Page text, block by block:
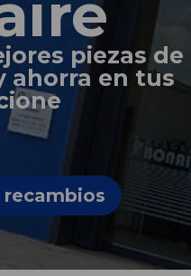
piezas de
ahorra en tus